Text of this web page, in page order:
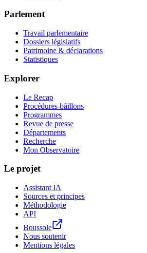
Parlement
Travail parlementaire
Dossiers législatifs
Patrimoine & déclarations
Statistiques
Explorer
Le Recap
Procédures-bâillons
Programmes
Revue de presse
Départements
Recherche
Mon Observatoire
Le projet
Assistant IA
Sources et principes
Méthodologie
API
Boussole
Nous soutenir
Mentions légales